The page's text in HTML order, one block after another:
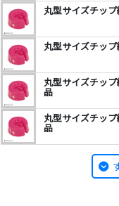
丸型サイズチッ
丸型サイズチッ
丸型サイズチッ
品
丸型サイズチッ
品